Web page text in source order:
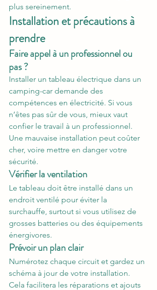
plus sereinement.
Installation et précautions à
prendre
Faire appel à un professionnel ou
pas ?
Installer un tableau électrique dans un
camping-car demande des
compétences en électricité. Si vous
n’êtes pas sûr de vous, mieux vaut
confier le travail à un professionnel.
Une mauvaise installation peut coûter
cher, voire mettre en danger votre
sécurité.
Vérifier la ventilation
Le tableau doit être installé dans un
endroit ventilé pour éviter la
surchauffe, surtout si vous utilisez de
grosses batteries ou des équipements
énergivores.
Prévoir un plan clair
Numérotez chaque circuit et gardez un
schéma à jour de votre installation.
Cela facilitera les réparations et ajouts